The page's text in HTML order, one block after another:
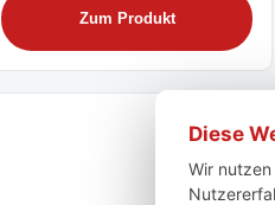
Zum Produkt
Diese
Wir